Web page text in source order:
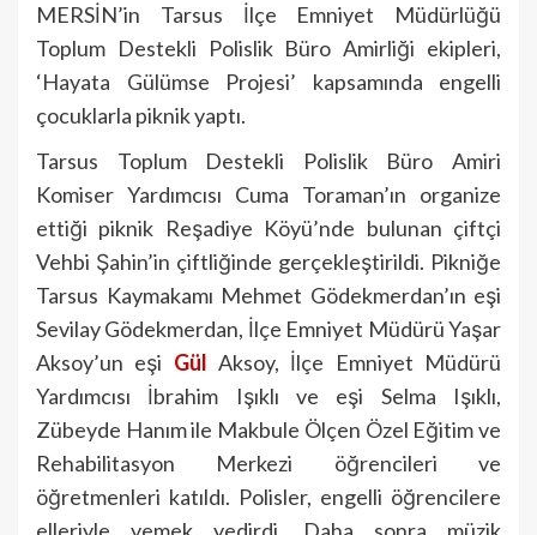
MERSİN’in Tarsus İlçe Emniyet Müdürlüğü
Toplum Destekli Polislik Büro Amirliği ekipleri,
‘Hayata Gülümse Projesi’ kapsamında engelli
çocuklarla piknik yaptı.
Tarsus Toplum Destekli Polislik Büro Amiri
Komiser Yardımcısı Cuma Toraman’ın organize
ettiği piknik Reşadiye Köyü’nde bulunan çiftçi
Vehbi Şahin’in çiftliğinde gerçekleştirildi. Pikniğe
Tarsus Kaymakamı Mehmet Gödekmerdan’ın eşi
Sevilay Gödekmerdan, İlçe Emniyet Müdürü Yaşar
Aksoy’un eşi Gül Aksoy, İlçe Emniyet Müdürü
Yardımcısı İbrahim Işıklı ve eşi Selma Işıklı,
Zübeyde Hanım ile Makbule Ölçen Özel Eğitim ve
Rehabilitasyon Merkezi öğrencileri ve
öğretmenleri katıldı. Polisler, engelli öğrencilere